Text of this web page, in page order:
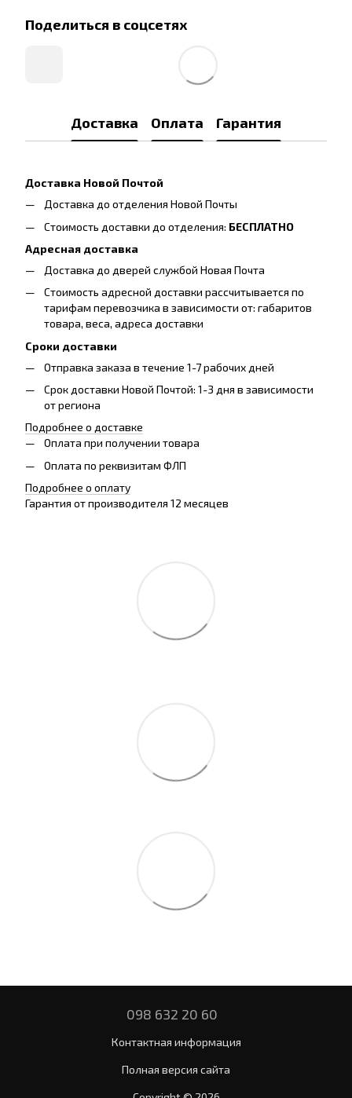
Поделиться в соцсетях
Доставка Оплата Гарантия
Доставка Новой Почтой
Доставка до отделения Новой Почты
Стоимость доставки до отделения: БЕСПЛАТНО
Адресная доставка
Доставка до дверей службой Новая Почта
Стоимость адресной доставки рассчитывается по
тарифам перевозчика в зависимости от: габаритов
товара, весa, адреса доставки
Сроки доставки
Отправка заказа в течение 1-7 рабочих дней
Срок доставки Новой Почтой: 1-3 дня в зависимости
от региона
Подробнее о доставке
Оплата при получении товара
Оплата по реквизитам ФЛП
Подробнее о оплату
Гарантия от производителя 12 месяцев
098 632 20 60
Контактная информация
Полная версия сайта